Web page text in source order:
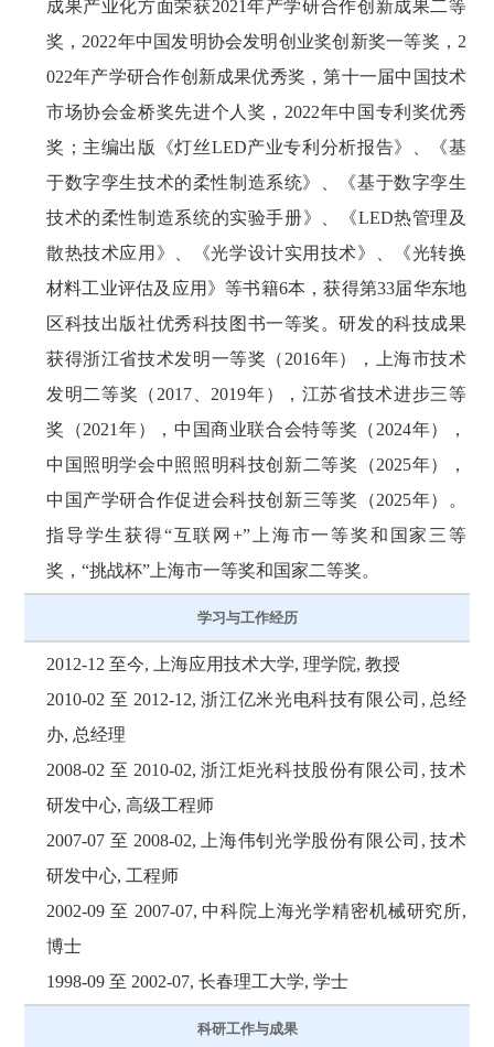
成果产业化方面荣获2021年产学研合作创新成果二等
奖，2022年中国发明协会发明创业奖创新奖一等奖，2
022年产学研合作创新成果优秀奖，第十一届中国技术
市场协会金桥奖先进个人奖，2022年中国专利奖优秀
奖；主编出版《灯丝LED产业专利分析报告》、《基
于数字孪生技术的柔性制造系统》、《基于数字孪生
技术的柔性制造系统的实验手册》、《LED热管理及
散热技术应用》、《光学设计实用技术》、《光转换
材料工业评估及应用》等书籍6本，获得第33届华东地
区科技出版社优秀科技图书一等奖。研发的科技成果
获得浙江省技术发明一等奖（2016年），上海市技术
发明二等奖（2017、2019年），江苏省技术进步三等
奖（2021年），中国商业联合会特等奖（2024年），
中国照明学会中照照明科技创新二等奖（2025年），
中国产学研合作促进会科技创新三等奖（2025年）。
指导学生获得“互联网+”上海市一等奖和国家三等
奖，“挑战杯”上海市一等奖和国家二等奖。
学习与工作经历
2012-12 至今, 上海应用技术大学, 理学院, 教授
2010-02 至 2012-12, 浙江亿米光电科技有限公司, 总经
办, 总经理
2008-02 至 2010-02, 浙江炬光科技股份有限公司, 技术
研发中心, 高级工程师
2007-07 至 2008-02, 上海伟钊光学股份有限公司, 技术
研发中心, 工程师
2002-09 至 2007-07, 中科院上海光学精密机械研究所,
博士
1998-09 至 2002-07, 长春理工大学, 学士
科研工作与成果